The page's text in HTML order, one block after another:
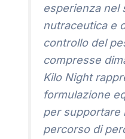
esperienza nel
nutraceutica e
controllo del
compresse
Kilo Night
formulazione
per supportare
percorso di